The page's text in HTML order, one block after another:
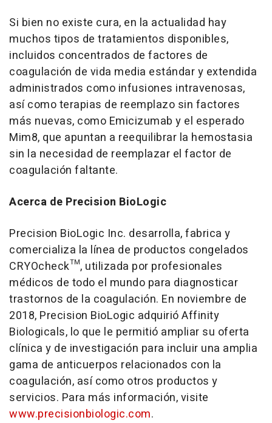
Si bien no existe cura, en la actualidad hay
muchos tipos de tratamientos disponibles,
incluidos concentrados de factores de
coagulación de vida media estándar y extendida
administrados como infusiones intravenosas,
así como terapias de reemplazo sin factores
más nuevas, como Emicizumab y el esperado
Mim8, que apuntan a reequilibrar la hemostasia
sin la necesidad de reemplazar el factor de
coagulación faltante.
Acerca de Precision BioLogic
Precision BioLogic Inc. desarrolla, fabrica y
comercializa la línea de productos congelados
CRYOcheck™, utilizada por profesionales
médicos de todo el mundo para diagnosticar
trastornos de la coagulación. En noviembre de
2018, Precision BioLogic adquirió Affinity
Biologicals, lo que le permitió ampliar su oferta
clínica y de investigación para incluir una amplia
gama de anticuerpos relacionados con la
coagulación, así como otros productos y
servicios. Para más información, visite
www.precisionbiologic.com.